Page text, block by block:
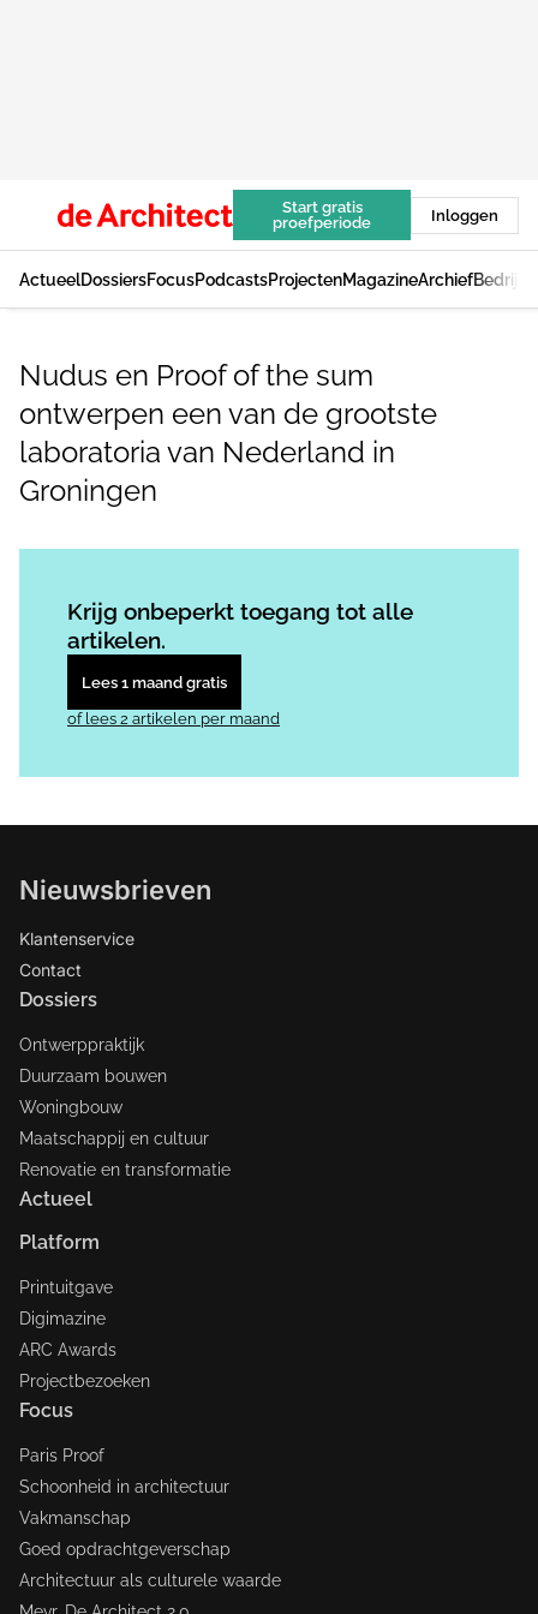
Start gratis
proefperiode
Inloggen
ActueelDossiersFocusPodcastsProjectenMagazineArchief
Nudus en Proof of the sum
ontwerpen een van de grootste
laboratoria van Nederland in
Groningen
Krijg onbeperkt toegang tot alle
artikelen.
Lees 1 maand gratis
of lees 2 artikelen per maand
Nieuwsbrieven
Klantenservice
Contact
Dossiers
Ontwerppraktijk
Duurzaam bouwen
Woningbouw
Maatschappij en cultuur
Renovatie en transformatie
Actueel
Platform
Printuitgave
Digimazine
ARC Awards
Projectbezoeken
Focus
Paris Proof
Schoonheid in architectuur
Vakmanschap
Goed opdrachtgeverschap
Architectuur als culturele waarde